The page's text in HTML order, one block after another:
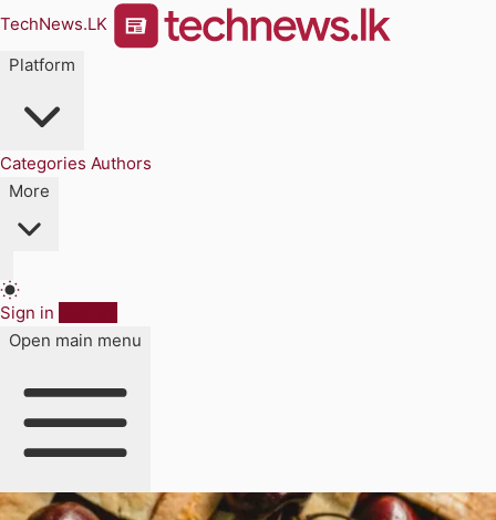
TechNews.LK
Platform
Categories Authors
More
Sign in
Open main menu